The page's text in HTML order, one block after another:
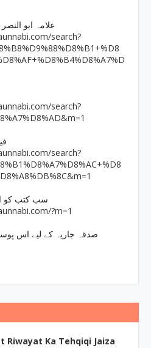
�� علامہ ابو
search?
search?
search?
��سب کتب کو
?m=1
��صدقہ جاریہ کے لیے اس
Riwayat Ka Tehqiqi Jaiza